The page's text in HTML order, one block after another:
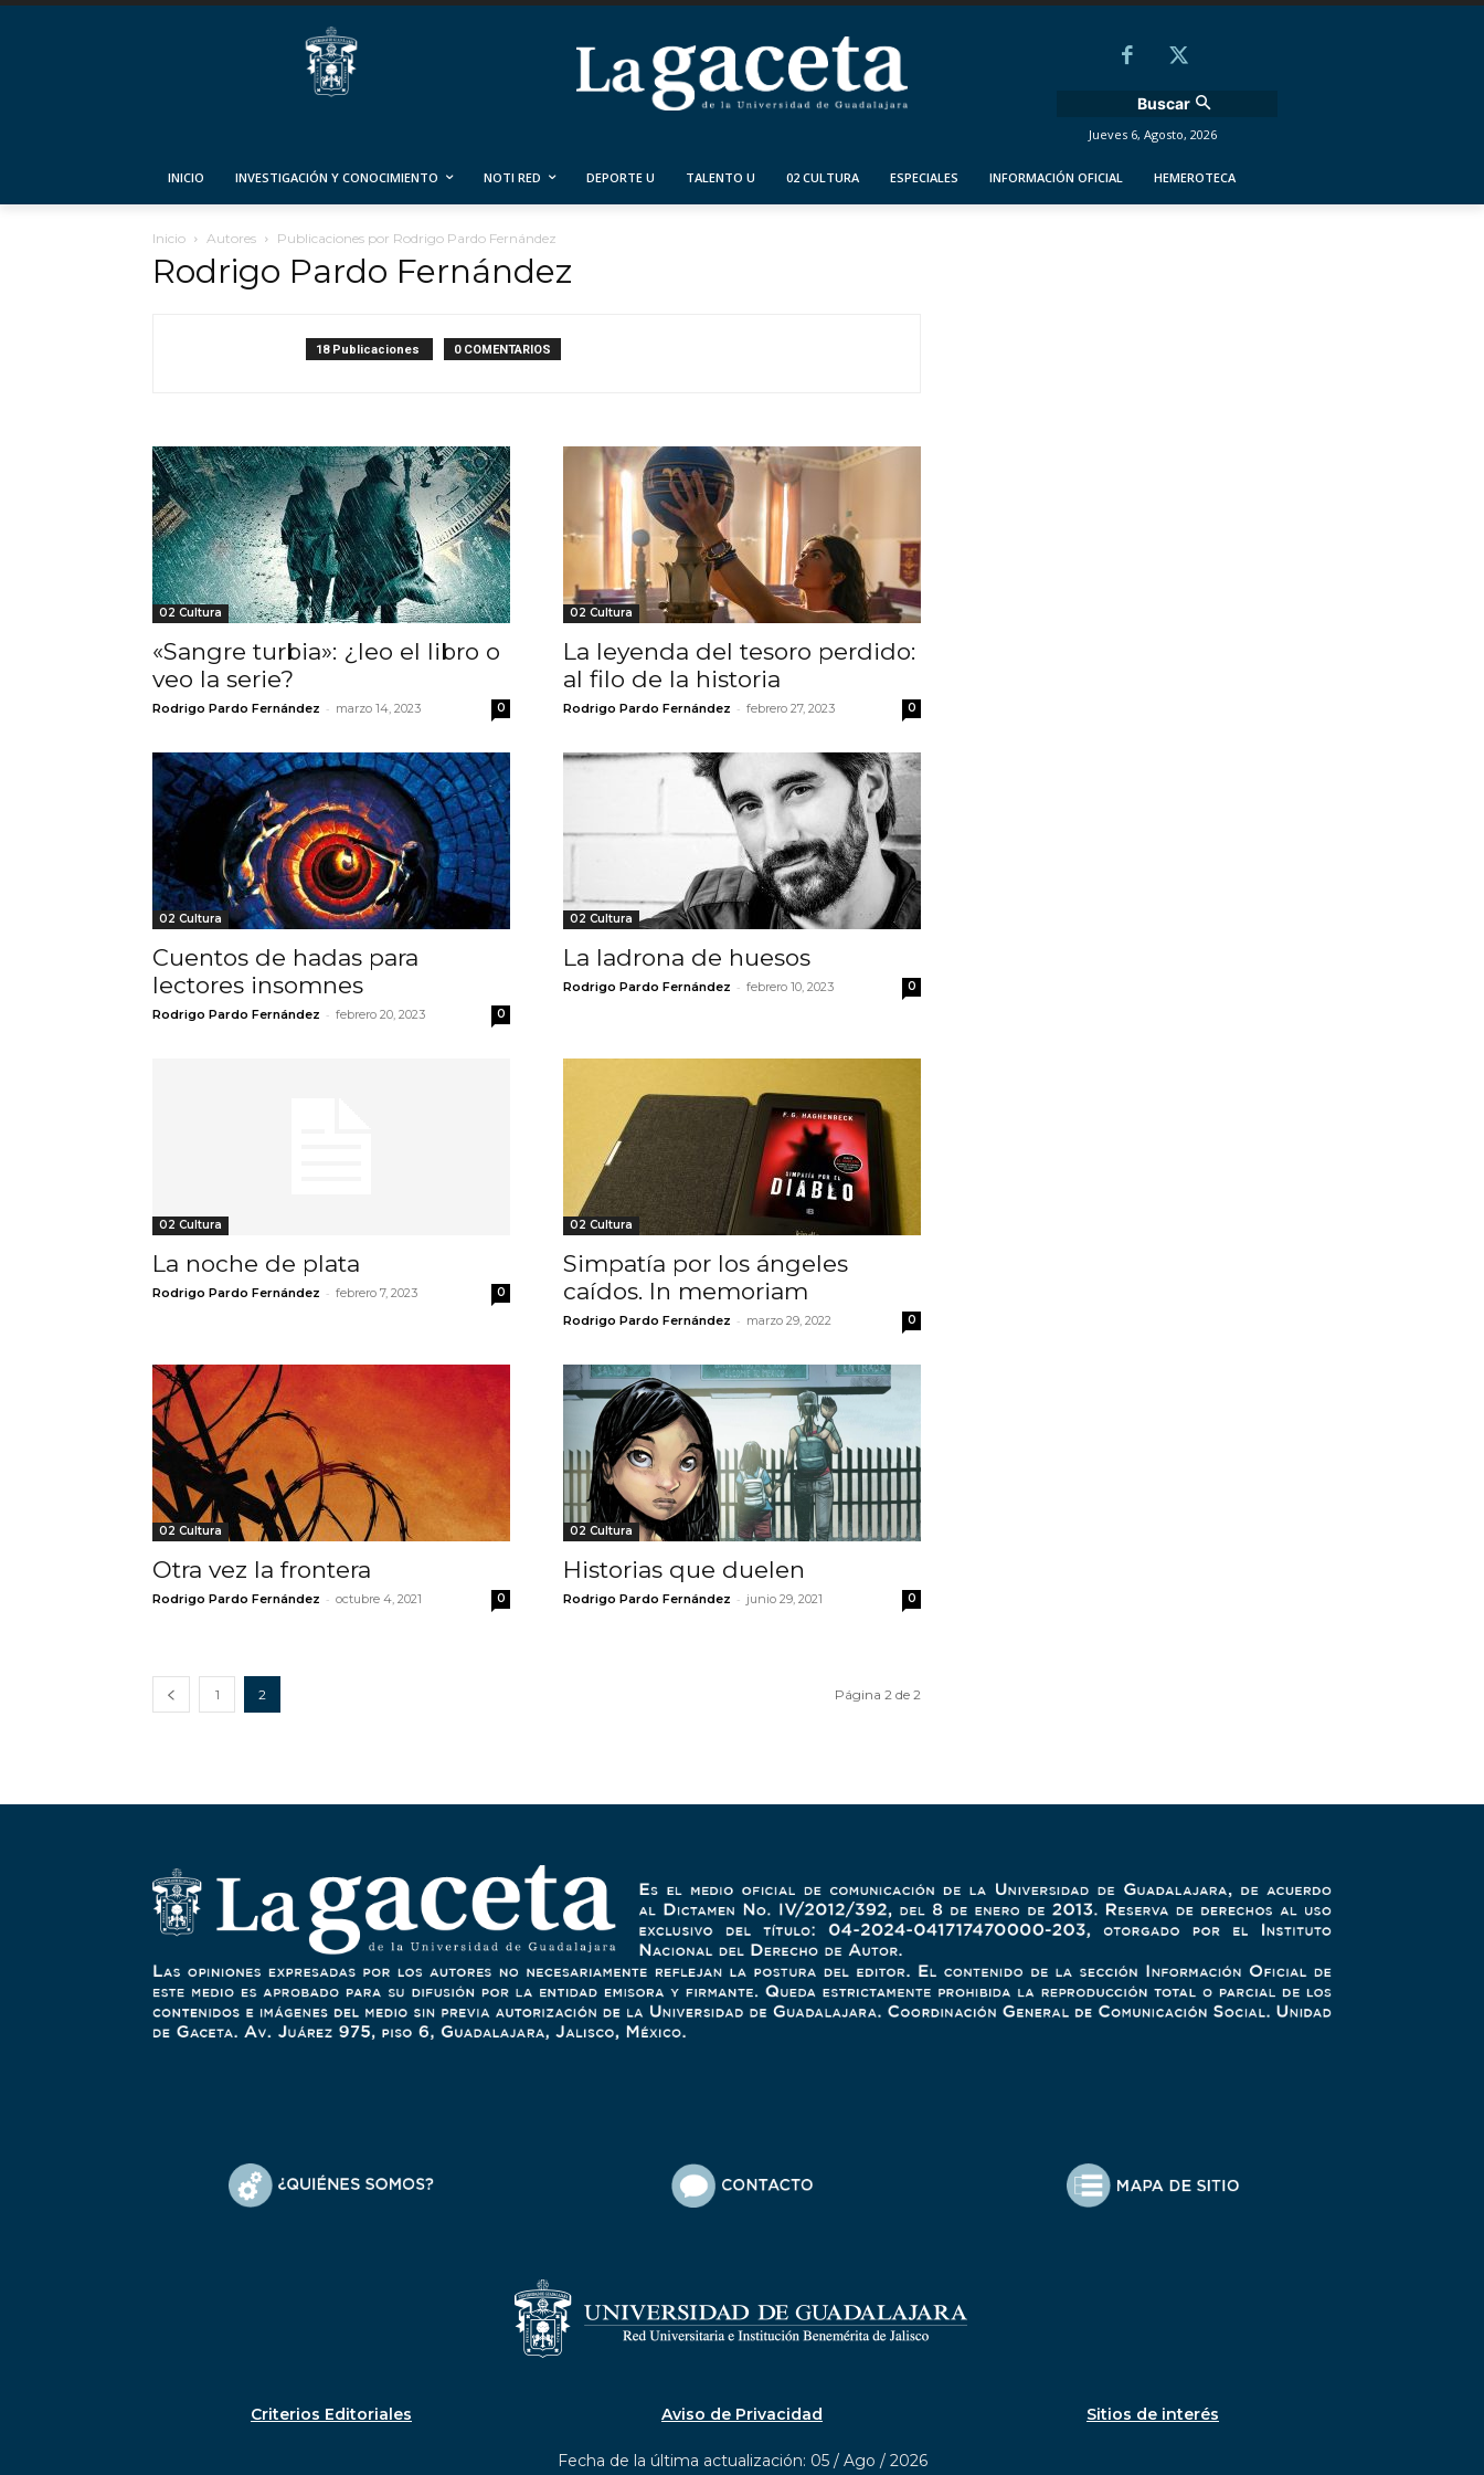
Buscar
Jueves 6, Agosto, 2026
INICIO INVESTIGACIÓN Y CONOCIMIENTO NOTI RED DEPORTE U TALENTO U 02 CULTURA ESPECIALES INFORMACIÓN OFICIAL HEMEROTECA
Inicio Autores Publicaciones por Rodrigo Pardo Fernández
Rodrigo Pardo Fernández
18 Publicaciones 0 COMENTARIOS
02 Cultura
«Sangre turbia»: ¿leo el libro o
veo la serie?
Rodrigo Pardo Fernández - marzo 14, 2023 0
02 Cultura
La leyenda del tesoro perdido:
al filo de la historia
Rodrigo Pardo Fernández - febrero 27, 2023 0
02 Cultura
Cuentos de hadas para
lectores insomnes
Rodrigo Pardo Fernández - febrero 20, 2023 0
02 Cultura
La ladrona de huesos
Rodrigo Pardo Fernández - febrero 10, 2023 0
02 Cultura
La noche de plata
Rodrigo Pardo Fernández - febrero 7, 2023 0
02 Cultura
Simpatía por los ángeles
caídos. In memoriam
Rodrigo Pardo Fernández - marzo 29, 2022 0
02 Cultura
Otra vez la frontera
Rodrigo Pardo Fernández - octubre 4, 2021 0
02 Cultura
Historias que duelen
Rodrigo Pardo Fernández - junio 29, 2021 0
1 2 Página 2 de 2
Criterios Editoriales Aviso de Privacidad Sitios de interés
Fecha de la última actualización: 05 / Ago / 2026